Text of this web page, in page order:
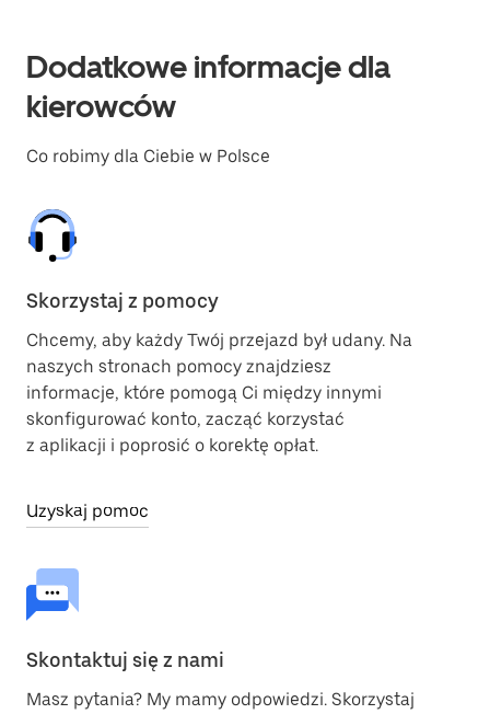
Dodatkowe informacje dla
kierowców
Co robimy dla Ciebie w Polsce
Skorzystaj z pomocy
Chcemy, aby każdy Twój przejazd był udany. Na
naszych stronach pomocy znajdziesz
informacje, które pomogą Ci między innymi
skonfigurować konto, zacząć korzystać
z aplikacji i poprosić o korektę opłat.
Uzyskaj pomoc
Skontaktuj się z nami
Masz pytania? My mamy odpowiedzi. Skorzystaj